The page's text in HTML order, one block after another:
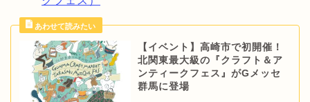
【イベント】高崎市で初開催！
北関東最大級の『クラフト＆ア
ンティークフェス』がGメッセ
群馬に登場